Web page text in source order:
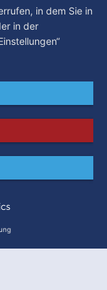
in dem Sie in
in der